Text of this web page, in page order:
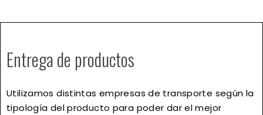
Entrega de productos
Utilizamos distintas empresas de transporte según la
tipología del producto para poder dar el mejor